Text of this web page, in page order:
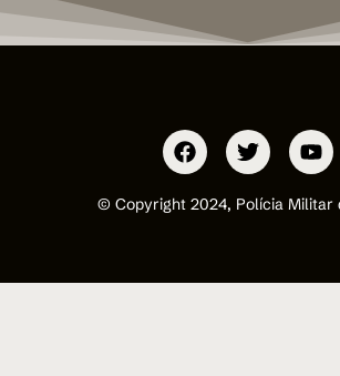
© Copyright 2024, Polícia Militar